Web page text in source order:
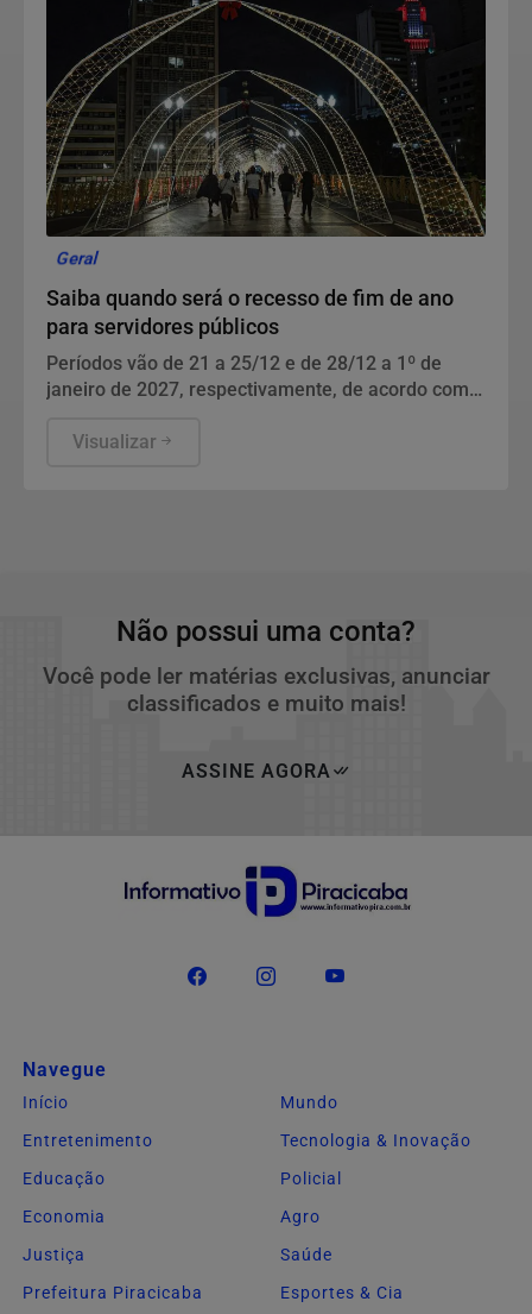
Geral
Saiba quando será o recesso de fim de ano
para servidores públicos
Períodos vão de 21 a 25/12 e de 28/12 a 1º de
janeiro de 2027, respectivamente, de acordo com
Visualizar
Não possui uma conta?
Você pode ler matérias exclusivas, anunciar
classificados e muito mais!
ASSINE AGORA
Navegue
Início
Mundo
Entretenimento
Tecnologia & Inovação
Educação
Policial
Economia
Agro
Justiça
Saúde
Prefeitura Piracicaba
Esportes & Cia